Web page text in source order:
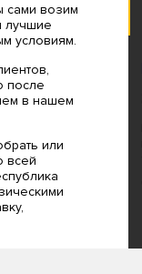
сами возим
лучшие
условиям.
после
в нашем
или
всей